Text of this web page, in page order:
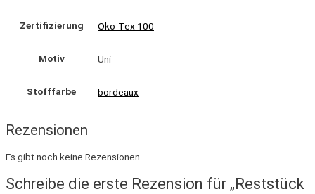
Zertifizierung Öko-Tex 100
Motiv Uni
Stofffarbe bordeaux
Rezensionen
Es gibt noch keine Rezensionen.
Schreibe die erste Rezension für „Reststück